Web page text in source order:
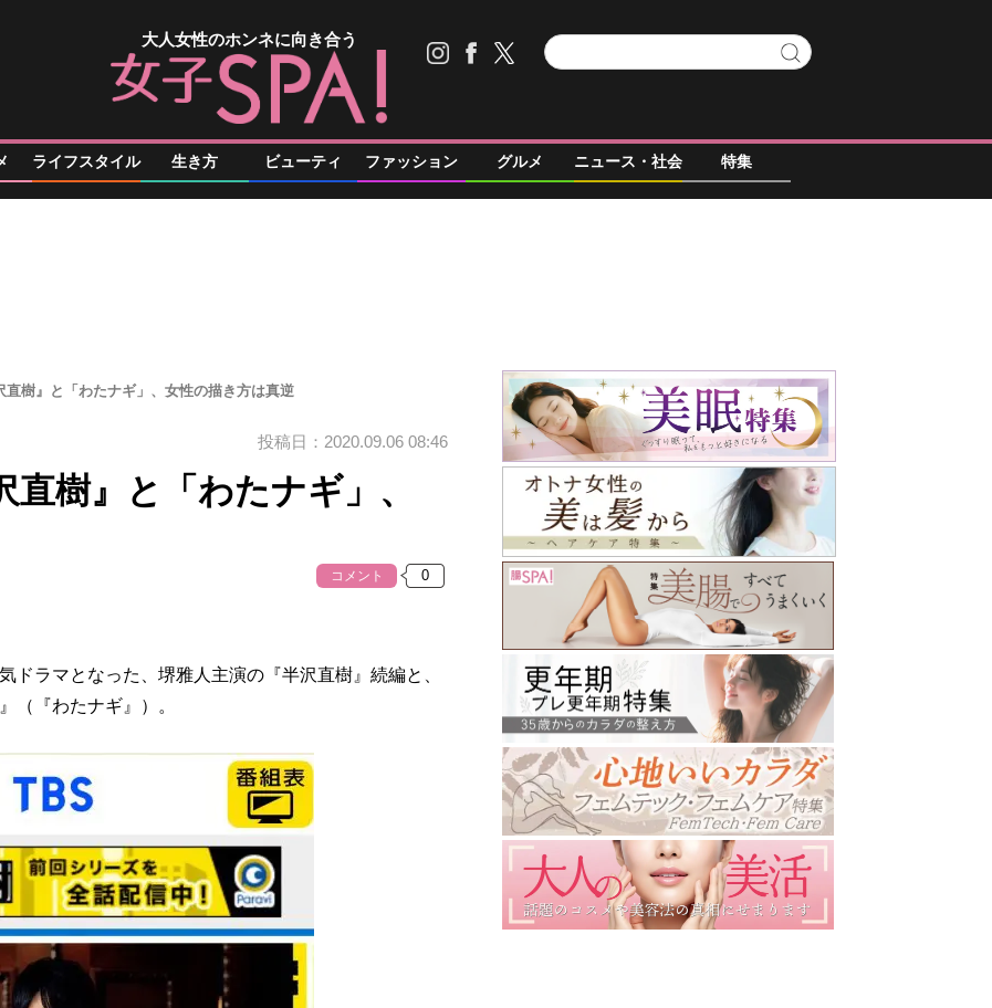
大人女性のホンネに向き合う
ライフスタイル 生き方 ビューティ ファッション グルメ ニュース・社会 特集
直樹』と「わたナギ」、女性の描き方は真逆
投稿日：2020.09.06 08:46
樹』と「わたナギ」、
コメント
ラマとなった、堺雅人主演の『半沢直樹』続編と、
（『わたナギ』）。